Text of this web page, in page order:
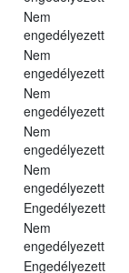
Nem
engedélyezett
Nem
engedélyezett
Nem
engedélyezett
Nem
engedélyezett
Nem
engedélyezett
Engedélyezett
Nem
engedélyezett
Engedélyezett